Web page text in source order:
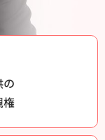
権